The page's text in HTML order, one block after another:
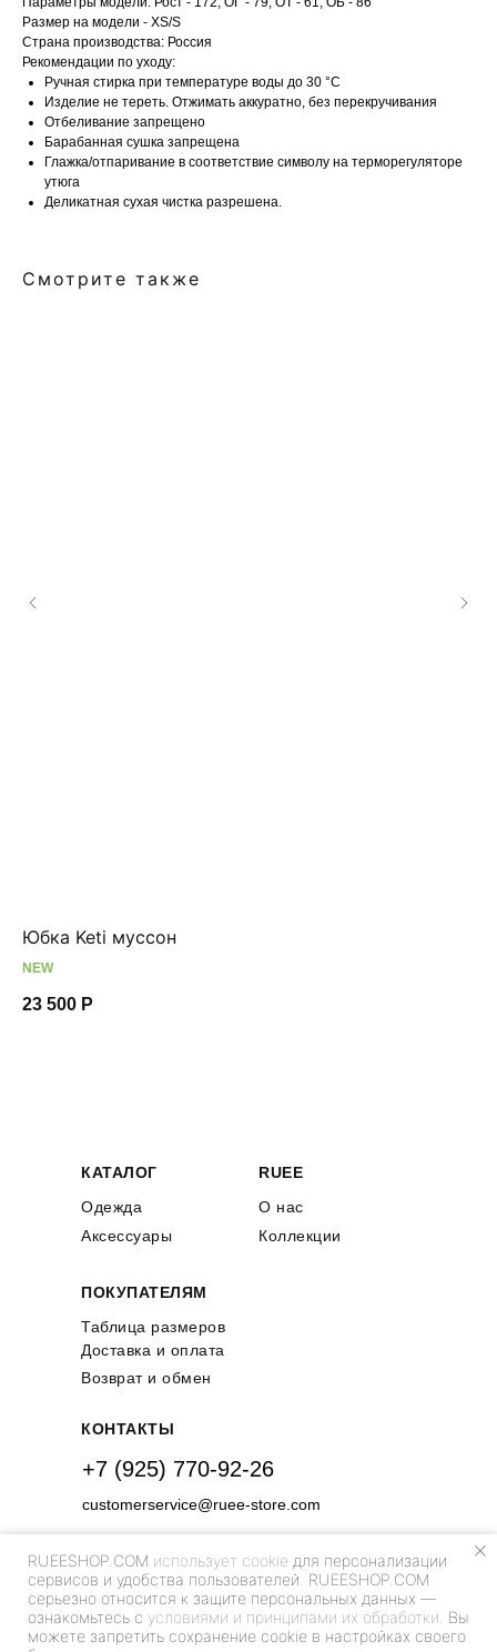
Размер на модели - XS/S
Страна производства: Россия
Рекомендации по уходу:
Ручная стирка при температуре воды до 30 °C
Изделие не тереть. Отжимать аккуратно, без перекручивания
Отбеливание запрещено
Барабанная сушка запрещена
Глажка/отпаривание в соответствие символу на терморегуляторе
утюга
Деликатная сухая чистка разрешена.
Смотрите также
Юбка Keti муссон
NEW
23 500 Р
КАТАЛОГ
Одежда
Аксессуары
RUEE
О нас
Коллекции
ПОКУПАТЕЛЯМ
Доставка и оплата
Возврат и обмен
КОНТАКТЫ
+7 (925) 770-92-26
customerservice@ruee-store.com
@ rueeshop.com
Таблица размеров
RUEESHOP.COM использует cookie для персонализации
сервисов и удобства пользователей. RUEESHOP.COM
серьезно относится к защите персональных данных —
ознакомьтесь с условиями и принципами их обработки . Вы
можете запретить сохранение cookie в настройках своего